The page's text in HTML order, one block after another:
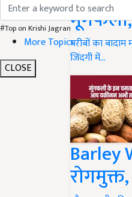
#Top on Krishi Jagran
More Topics
CLOSE
मूंगफली,
गरीबों का
जिंदगी में…
Barley